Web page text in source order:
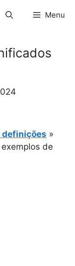
Menu
definições »
de